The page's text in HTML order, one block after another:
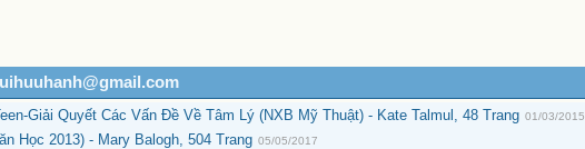
Giải Quyết Các Vấn Đề Về Tâm Lý (NXB Mỹ Thuật) - Kate Talmul, 48 Trang 01/03/2015
Học 2013) - Mary Balogh, 504 Trang 05/05/2017